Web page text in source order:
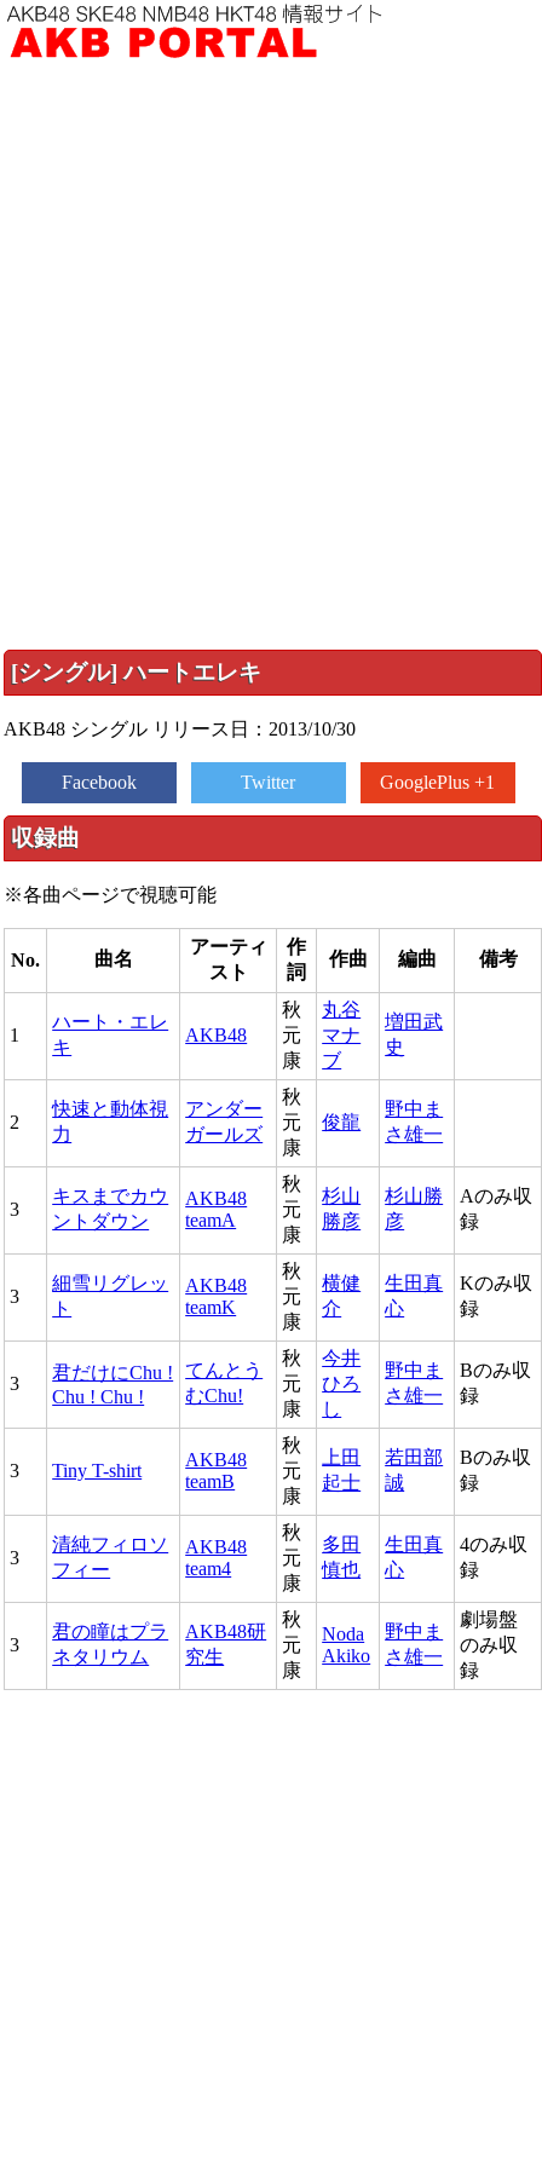
[シングル] ハートエレキ
AKB48 シングル リリース日：2013/10/30
Facebook Twitter GooglePlus +1
収録曲
※各曲ページで視聴可能
No. 曲名
アーティ
スト
作
詞
作曲 編曲 備考
1
ハート・エレ
キ
AKB48
秋
元
康
丸谷
マナ
ブ
増田武
史
2
快速と動体視
力
アンダー
ガールズ
秋
元
康
俊龍
野中ま
さ雄一
3
キスまでカウ
ントダウン
AKB48
teamA
秋
元
康
杉山
勝彦
杉山勝
彦
Aのみ収
録
3
細雪リグレッ
ト
AKB48
teamK
秋
元
康
横健
介
生田真
心
Kのみ収
録
3
君だけにChu !
Chu ! Chu !
てんとう
むChu!
秋
元
康
今井
ひろ
し
野中ま
さ雄一
Bのみ収
録
3 Tiny T-shirt
AKB48
teamB
秋
元
康
上田
起士
若田部
誠
Bのみ収
録
3
清純フィロソ
フィー
AKB48
team4
秋
元
康
多田
慎也
生田真
心
4のみ収
録
3
君の瞳はプラ
ネタリウム
AKB48研
究生
秋
元
康
Noda
Akiko
野中ま
さ雄一
劇場盤
のみ収
録